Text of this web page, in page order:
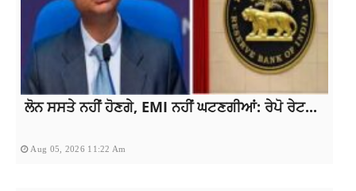
ਲੋਨ ਸਸਤੇ ਨਹੀਂ ਹੋਣਗੇ, EMI ਨਹੀਂ ਘਟਣਗੀਆਂ: ਰੇਪੋ ਰੇਟ...
Aug 05, 2026 11:22 Am